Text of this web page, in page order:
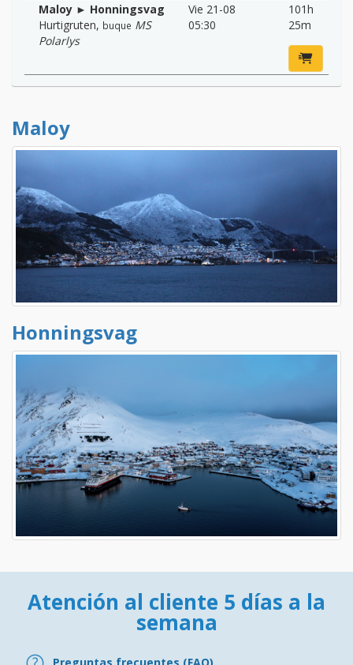
Maloy ► Honningsvag
Hurtigruten, buque MS
Polarlys
Vie 21-08
05:30
101h
25m
Maloy
Honningsvag
Atención al cliente 5 días a la
semana